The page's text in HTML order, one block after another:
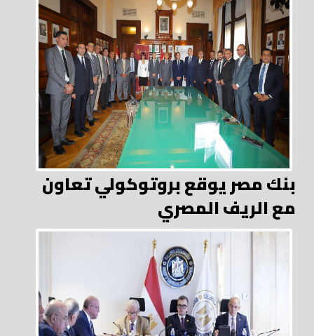
بنك مصر يوقع بروتوكولي تعاون
مع الريف المصري